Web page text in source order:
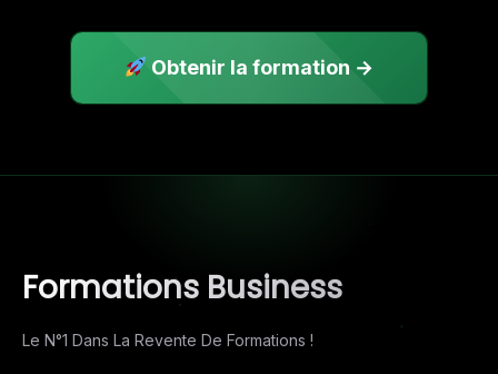
Obtenir la formation →
Formations Business
Le N°1 Dans La Revente De Formations !